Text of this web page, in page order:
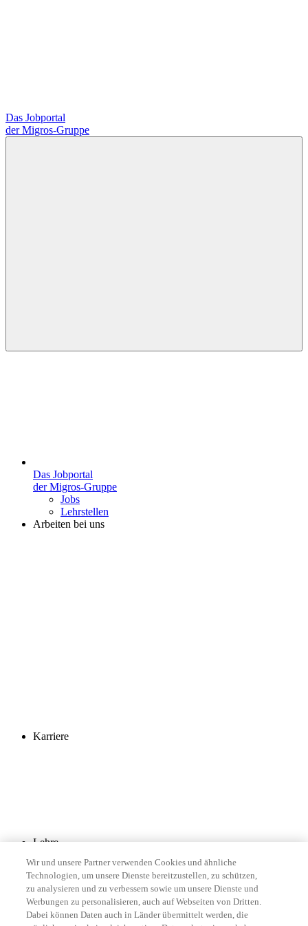
Das Jobportal
der Migros-Gruppe
Das Jobportal
der Migros-Gruppe
Jobs
Lehrstellen
Arbeiten bei uns
Karriere
Lehre
Wir und unsere Partner verwenden Cookies und ähnliche
Technologien, um unsere Dienste bereitzustellen, zu schützen,
zu analysieren und zu verbessern sowie um unsere Dienste und
Werbungen zu personalisieren, auch auf Webseiten von Dritten.
Dabei können Daten auch in Länder übermittelt werden, die